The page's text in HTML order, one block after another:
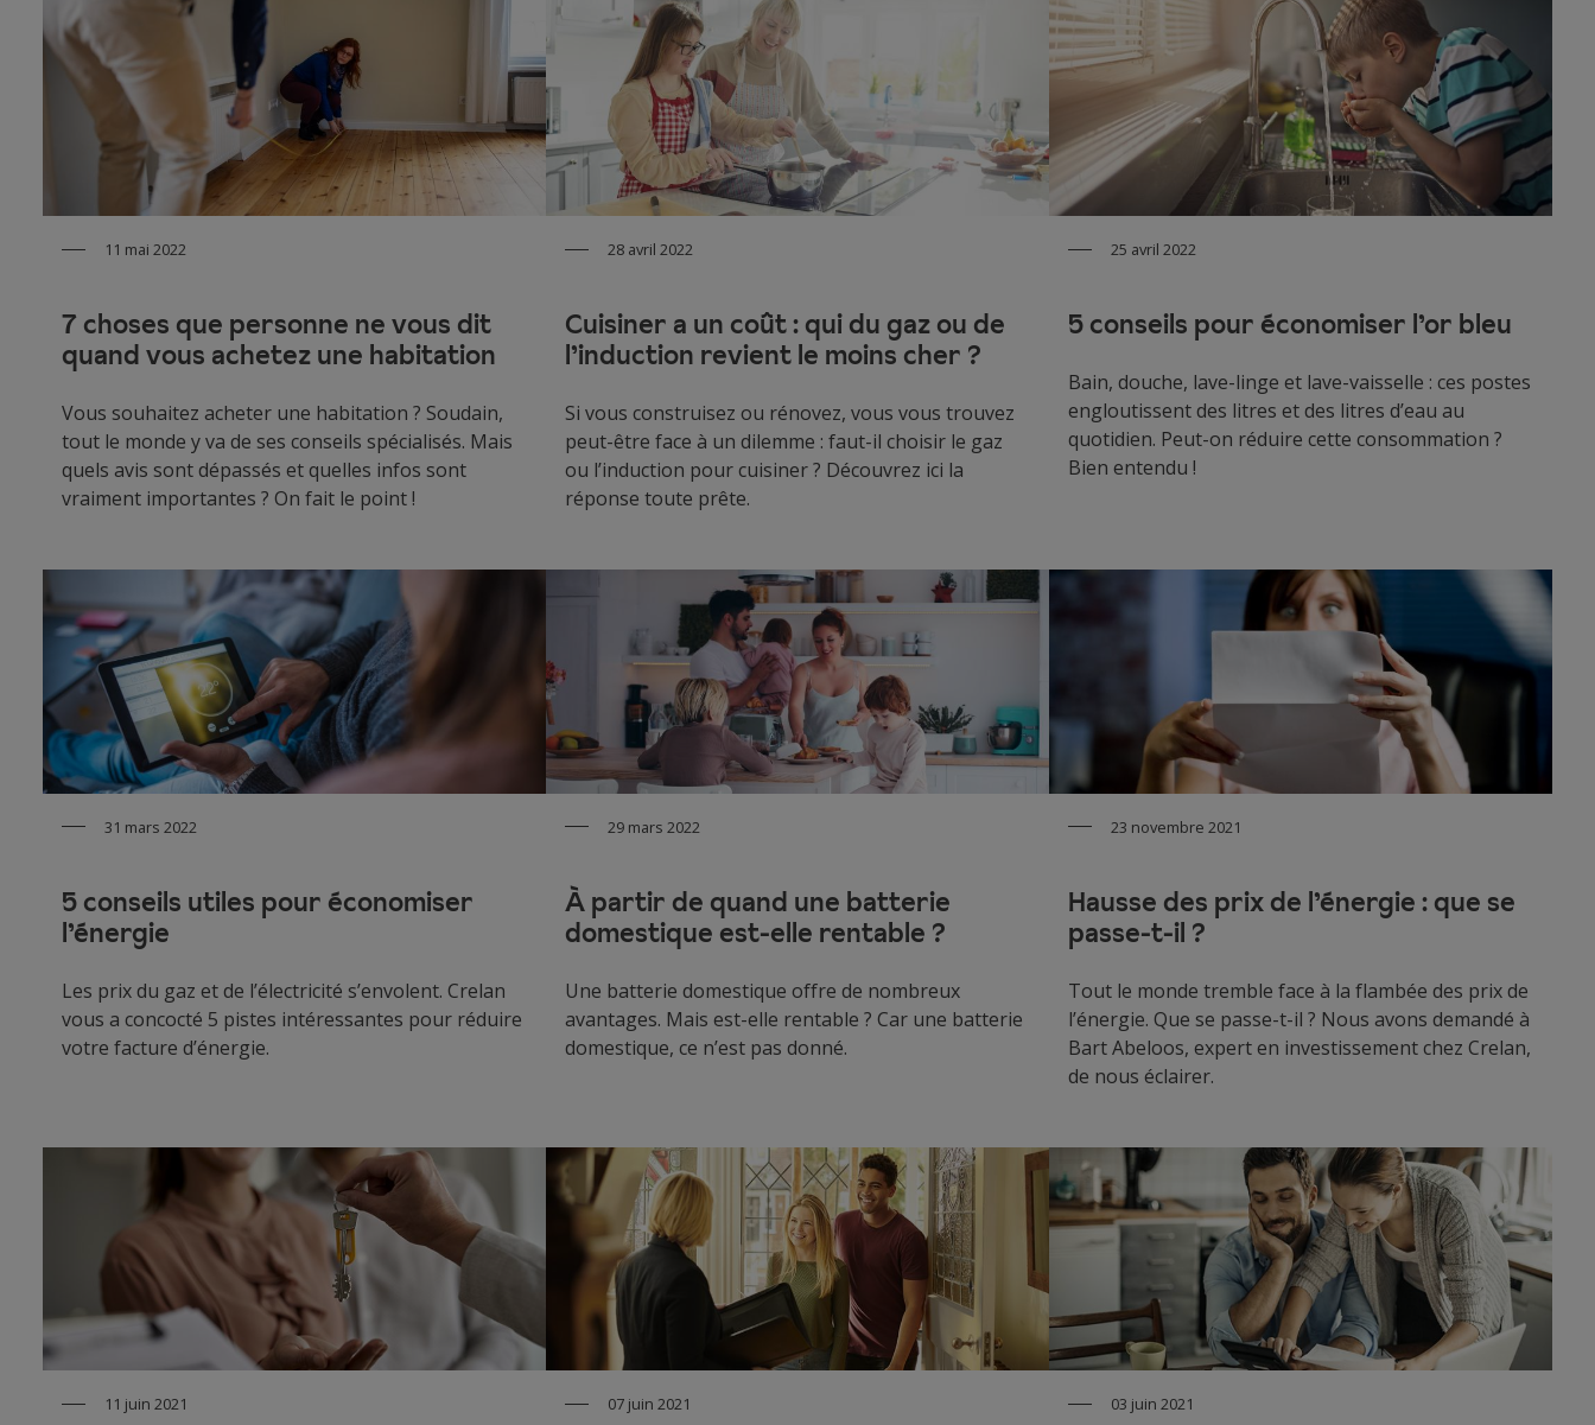
11 mai 2022
7 choses que personne ne vous dit
quand vous achetez une habitation
Vous souhaitez acheter une habitation ? Soudain,
tout le monde y va de ses conseils spécialisés. Mais
quels avis sont dépassés et quelles infos sont
vraiment importantes ? On fait le point !
28 avril 2022
Cuisiner a un coût : qui du gaz ou de
l’induction revient le moins cher ?
Si vous construisez ou rénovez, vous vous trouvez
peut-être face à un dilemme : faut-il choisir le gaz
ou l’induction pour cuisiner ? Découvrez ici la
réponse toute prête.
25 avril 2022
5 conseils pour économiser l’or bleu
Bain, douche, lave-linge et lave-vaisselle : ces postes
engloutissent des litres et des litres d’eau au
quotidien. Peut-on réduire cette consommation ?
Bien entendu !
31 mars 2022
5 conseils utiles pour économiser
l’énergie
Les prix du gaz et de l’électricité s’envolent. Crelan
vous a concocté 5 pistes intéressantes pour réduire
votre facture d’énergie.
29 mars 2022
À partir de quand une batterie
domestique est-elle rentable ?
Une batterie domestique offre de nombreux
avantages. Mais est-elle rentable ? Car une batterie
domestique, ce n’est pas donné.
23 novembre 2021
Hausse des prix de l’énergie : que se
passe-t-il ?
Tout le monde tremble face à la flambée des prix de
l’énergie. Que se passe-t-il ? Nous avons demandé à
Bart Abeloos, expert en investissement chez Crelan,
de nous éclairer.
11 juin 2021 07 juin 2021 03 juin 2021